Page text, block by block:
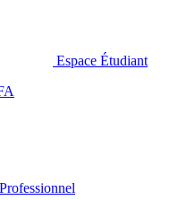
Espace Étudiant